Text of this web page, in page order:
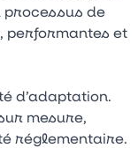
processus de
performantes et
d’adaptation.
mesure,
réglementaire.